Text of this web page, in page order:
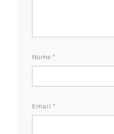
Nome *
Email *